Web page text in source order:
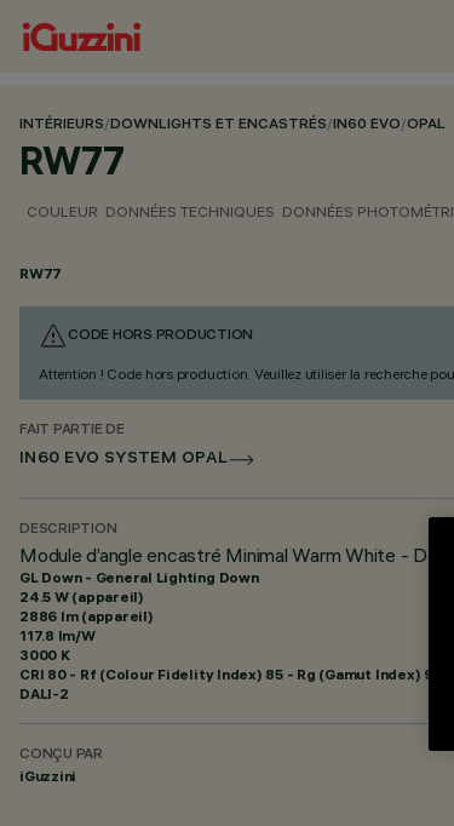
INTÉRIEURS/DOWNLIGHTS ET ENCASTRÉS/IN60 EVO/OPAL
RW77
COULEUR DONNÉES TECHNIQUES DONNÉES
RW77
CODE HORS PRODUCTION
Attention ! Code hors production. Veuillez utiliser la recherche
FAIT PARTIE DE
IN60 EVO SYSTEM OPAL
DESCRIPTION
Module d’angle encastré Minimal Warm White -
GL Down - General Lighting Down
24.5 W (appareil)
2886 lm (appareil)
117.8 lm/W
3000 K
CRI 80- Rf (Colour Fidelity Index) 85 - Rg (Gamut Index) 95
DALI-2
CONÇU PAR
iGuzzini